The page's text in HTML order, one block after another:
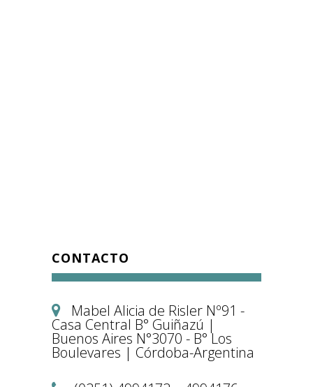
CONTACTO
Mabel Alicia de Risler Nº91 -
Casa Central B° Guiñazú |
Buenos Aires N°3070 - B° Los
Boulevares | Córdoba-Argentina